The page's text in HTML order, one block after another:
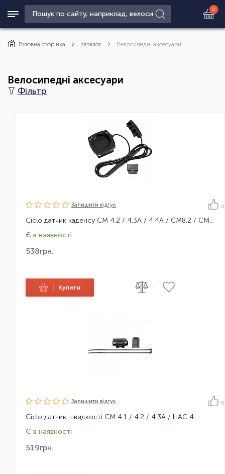
0
Головна сторінка Каталог Велосипедні аксесуари
Велосипедні аксесуари
Фільтр
Залишити вiдгук 0
Ciclo датчик каденсу CM 4.2 / 4.3A / 4.4A / CM8.2 / CM8.3A
Є в наявності
538грн.
Купити
Залишити вiдгук 0
Ciclo датчик швидкості CM 4.1 / 4.2 / 4.3A / HAC 4
Є в наявності
519грн.